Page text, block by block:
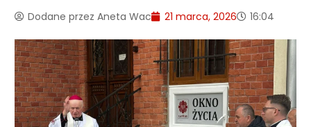
Dodane przez Aneta Wac 21 marca, 2026 16:04